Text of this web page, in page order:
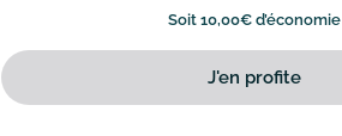
Soit 10,00€ d’économie
J'en profite